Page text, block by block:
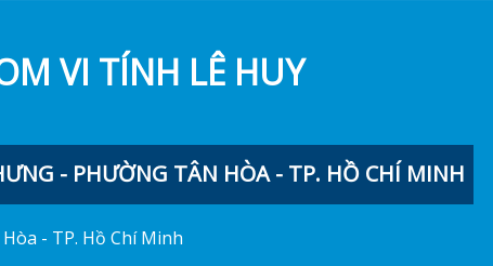
VI TÍNH LÊ HUY
- PHƯỜNG TÂN HÒA - TP. HỒ CHÍ MINH
- TP. Hồ Chí Minh